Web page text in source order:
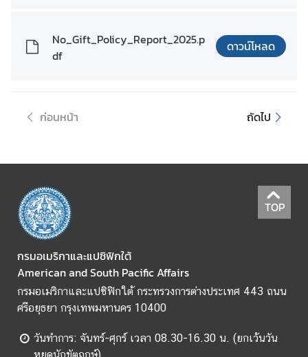
จ
v
e
r
L
a
t
A
m
e
r
No_Gift_Policy_Report_2025.p
df
ดาวน์โหลด
ก่อนหน้า ถัดไป
TOP
กรมอเมริกาและแปซิฟิกใต้
American and South Pacific Affairs
กรมอเมริกาและแปซิฟิกใต้ กระทรวงการต่างประเทศ 443 ถนน
ศรีอยุธยา กรุงเทพมหานคร 10400
วันทำการ: จันทร์-ศุกร์ เวลา 08.30-16.30 น. (ยกเว้นวัน